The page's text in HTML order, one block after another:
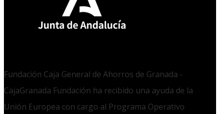
Fundación Caja General de Ahorros de Granada -
CajaGranada Fundación ha recibido una ayuda de la
Unión Europea con cargo al Programa Operativo